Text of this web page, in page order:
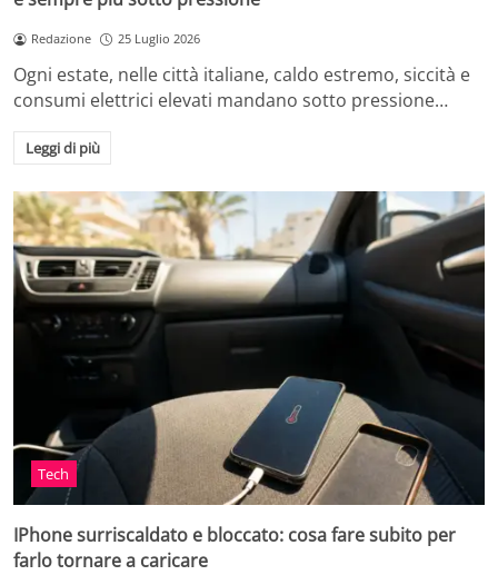
Redazione 25 Luglio 2026
Ogni estate, nelle città italiane, caldo estremo, siccità e
consumi elettrici elevati mandano sotto pressione…
Leggi di più
Tech
IPhone surriscaldato e bloccato: cosa fare subito per
farlo tornare a caricare